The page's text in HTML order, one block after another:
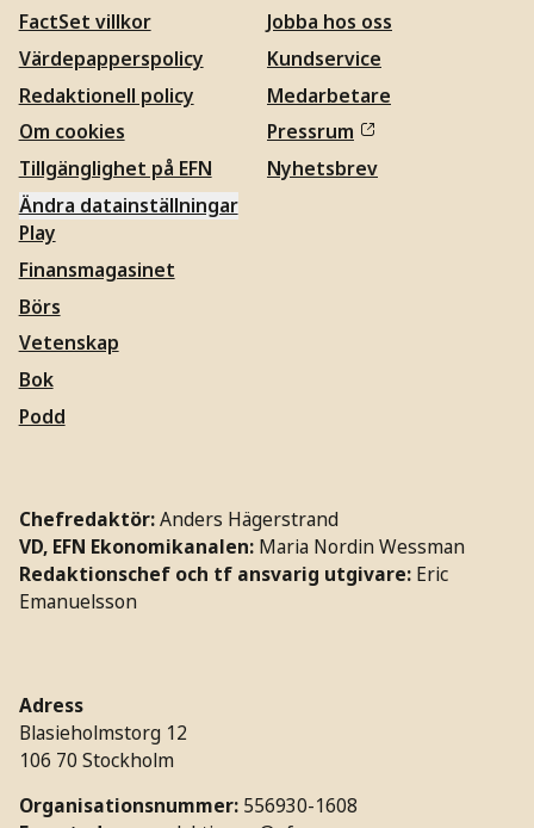
FactSet villkor
Värdepapperspolicy
Redaktionell policy
Om cookies
Tillgänglighet på EFN
Ändra datainställningar
Jobba hos oss
Kundservice
Medarbetare
Pressrum
Nyhetsbrev
Play
Finansmagasinet
Börs
Vetenskap
Bok
Podd
Chefredaktör:Anders Hägerstrand
VD, EFN Ekonomikanalen: Maria Nordin Wessman
Redaktionschef och tf ansvarig utgivare: Eric
Emanuelsson
Adress
Blasieholmstorg 12
106 70 Stockholm
Organisationsnummer: 556930-1608